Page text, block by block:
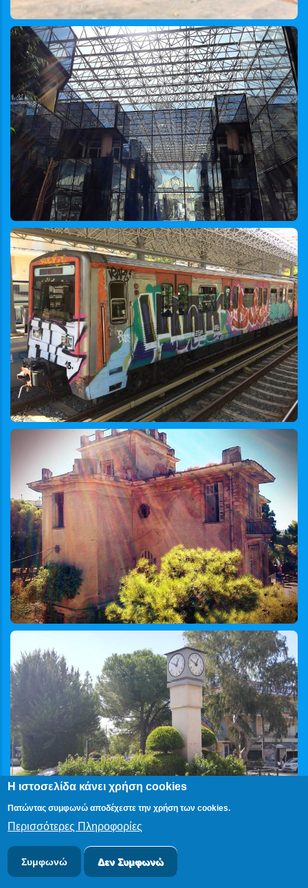
Η ιστοσελίδα κάνει χρήση cookies
Πατώντας συμφωνώ αποδέχεστε την χρήση των cookies.
Περισσότερες Πληροφορίες
Συμφωνώ Δεν Συμφωνώ